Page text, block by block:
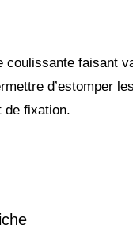
coulissante faisant
d’estomper
de fixation.